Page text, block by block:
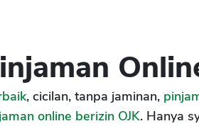
, cicilan, tanpa jaminan,
online berizin OJK. Hanya